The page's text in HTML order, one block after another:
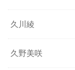
久川綾
久野美咲